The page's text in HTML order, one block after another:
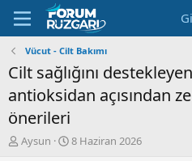
Vücut - Cilt Bakımı
Cilt sağlığını
antioksidan açısından
önerileri
K
Aysun
B
8 Haziran 2026